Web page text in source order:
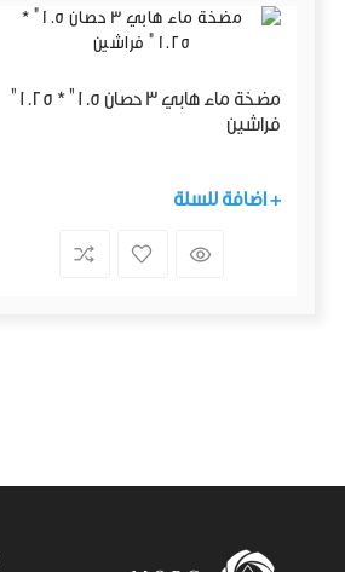
مضخة ماء هابي 3 حصان 1.5" * 1.25"
فراشين
+ اضافة للسلة